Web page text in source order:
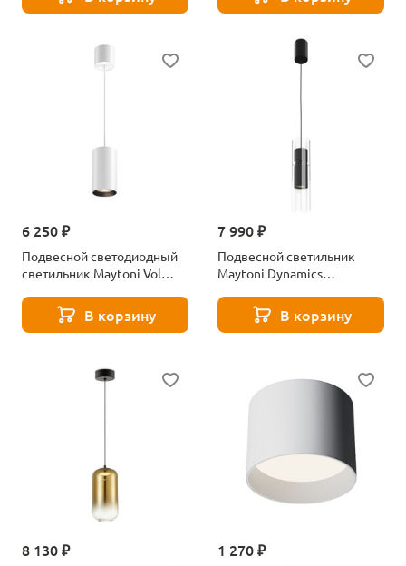
6 250 ₽
Подвесной светодиодный
светильник Maytoni Vol
В корзину
7 990 ₽
Подвесной светильник
Maytoni Dynamics
В корзину
8 130 ₽ 1 270 ₽